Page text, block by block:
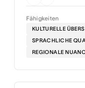
Fähigkeiten
KULTURELLE
SPRACHLICHE
REGIONALE